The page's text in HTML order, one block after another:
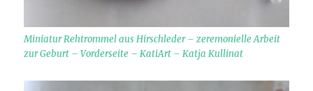
Miniatur Rehtrommel aus Hirschleder – zeremonielle Arbeit
zur Geburt – Vorderseite – KatiArt – Katja Kullinat